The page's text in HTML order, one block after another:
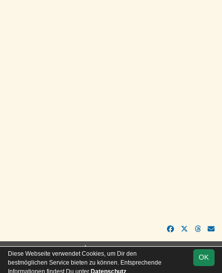
soccero.de
OK
Diese Webseite verwendet Cookies, um Dir den
bestmöglichen Service bieten zu können. Entsprechende
Informationen findest Du unter Datenschutz.